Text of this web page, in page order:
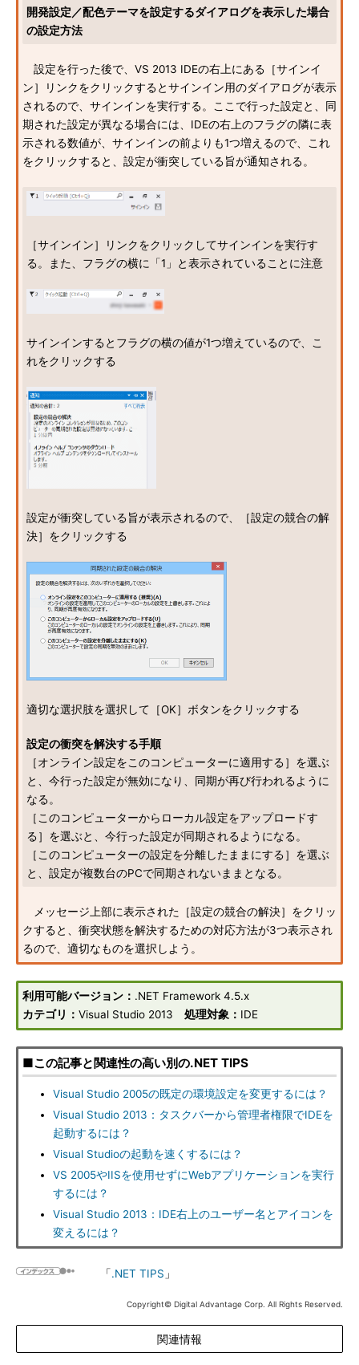
開発設定／配色テーマを設定するダイアログを表示した場合
の設定方法
設定を行った後で、VS 2013 IDEの右上にある［サインイ
ン］リンクをクリックするとサインイン用のダイアログが表示
されるので、サインインを実行する。ここで行った設定と、同
期された設定が異なる場合には、IDEの右上のフラグの隣に表
示される数値が、サインインの前よりも1つ増えるので、これ
をクリックすると、設定が衝突している旨が通知される。
［サインイン］リンクをクリックしてサインインを実行す
る。また、フラグの横に「1」と表示されていることに注意
サインインするとフラグの横の値が1つ増えているので、こ
れをクリックする
設定が衝突している旨が表示されるので、［設定の競合の解
決］をクリックする
適切な選択肢を選択して［OK］ボタンをクリックする
設定の衝突を解決する手順
［オンライン設定をこのコンピューターに適用する］を選ぶ
と、今行った設定が無効になり、同期が再び行われるように
なる。
［このコンピューターからローカル設定をアップロードす
る］を選ぶと、今行った設定が同期されるようになる。
［このコンピューターの設定を分離したままにする］を選ぶ
と、設定が複数台のPCで同期されないままとなる。
メッセージ上部に表示された［設定の競合の解決］をクリッ
クすると、衝突状態を解決するための対応方法が3つ表示され
るので、適切なものを選択しよう。
利用可能バージョン： .NET Framework 4.5.x
カテゴリ： Visual Studio 2013 処理対象： IDE
■この記事と関連性の高い別の.NET TIPS
Visual Studio 2005の既定の環境設定を変更するには？
Visual Studio 2013：タスクバーから管理者権限でIDEを
起動するには？
Visual Studioの起動を速くするには？
VS 2005やIISを使用せずにWebアプリケーションを実行
するには？
Visual Studio 2013：IDE右上のユーザー名とアイコンを
変えるには？
「.NET TIPS 」
Copyright© Digital Advantage Corp. All Rights Reserved.
関連情報